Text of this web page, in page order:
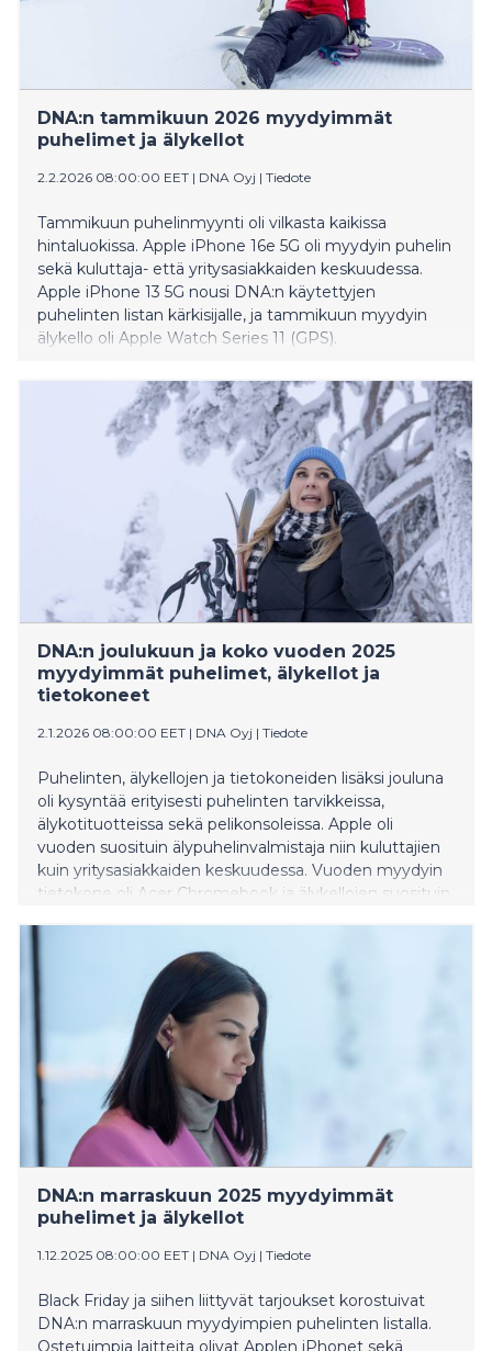
DNA:n tammikuun 2026 myydyimmät
puhelimet ja älykellot
2.2.2026 08:00:00 EET | DNA Oyj | Tiedote
Tammikuun puhelinmyynti oli vilkasta kaikissa
hintaluokissa. Apple iPhone 16e 5G oli myydyin puhelin
sekä kuluttaja- että yritysasiakkaiden keskuudessa.
Apple iPhone 13 5G nousi DNA:n käytettyjen
puhelinten listan kärkisijalle, ja tammikuun myydyin
älykello oli Apple Watch Series 11 (GPS).
DNA:n joulukuun ja koko vuoden 2025
myydyimmät puhelimet, älykellot ja
tietokoneet
2.1.2026 08:00:00 EET | DNA Oyj | Tiedote
Puhelinten, älykellojen ja tietokoneiden lisäksi jouluna
oli kysyntää erityisesti puhelinten tarvikkeissa,
älykotituotteissa sekä pelikonsoleissa. Apple oli
vuoden suosituin älypuhelinvalmistaja niin kuluttajien
kuin yritysasiakkaiden keskuudessa. Vuoden myydyin
tietokone oli Acer Chromebook ja älykellojen suosituin
DNA:n marraskuun 2025 myydyimmät
puhelimet ja älykellot
1.12.2025 08:00:00 EET | DNA Oyj | Tiedote
Black Friday ja siihen liittyvät tarjoukset korostuivat
DNA:n marraskuun myydyimpien puhelinten listalla.
Ostetuimpia laitteita olivat Applen iPhonet sekä